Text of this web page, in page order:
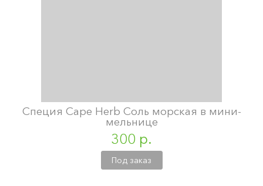
Специя Cape Herb Соль морская в мини-
мельнице
300 р.
Под заказ